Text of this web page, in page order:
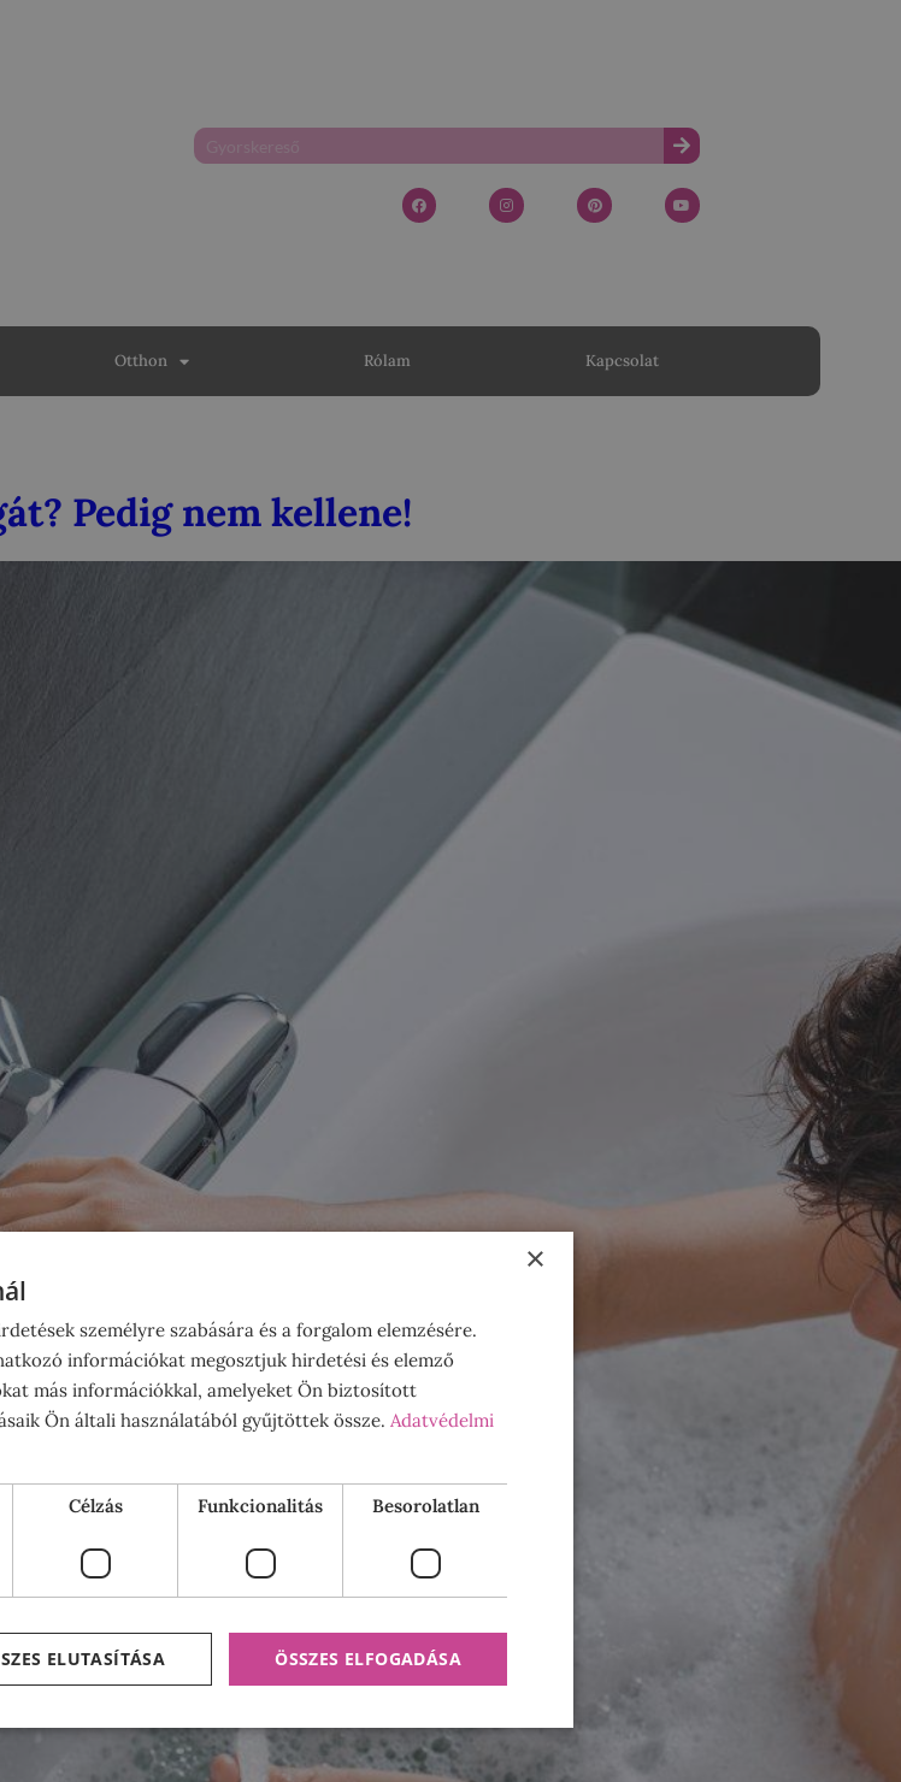
Otthon Rólam Kapcsolat
Pedig nem kellene!
×
személyre szabására és a forgalom elemzésére.
információkat megosztjuk hirdetési és elemző
más információkkal, amelyeket Ön biztosított
Ön általi használatából gyűjtöttek össze. Adatvédelmi
Célzás Funkcionalitás Besorolatlan
ÖSSZES ELFOGADÁSA
ELUTASÍTÁSA